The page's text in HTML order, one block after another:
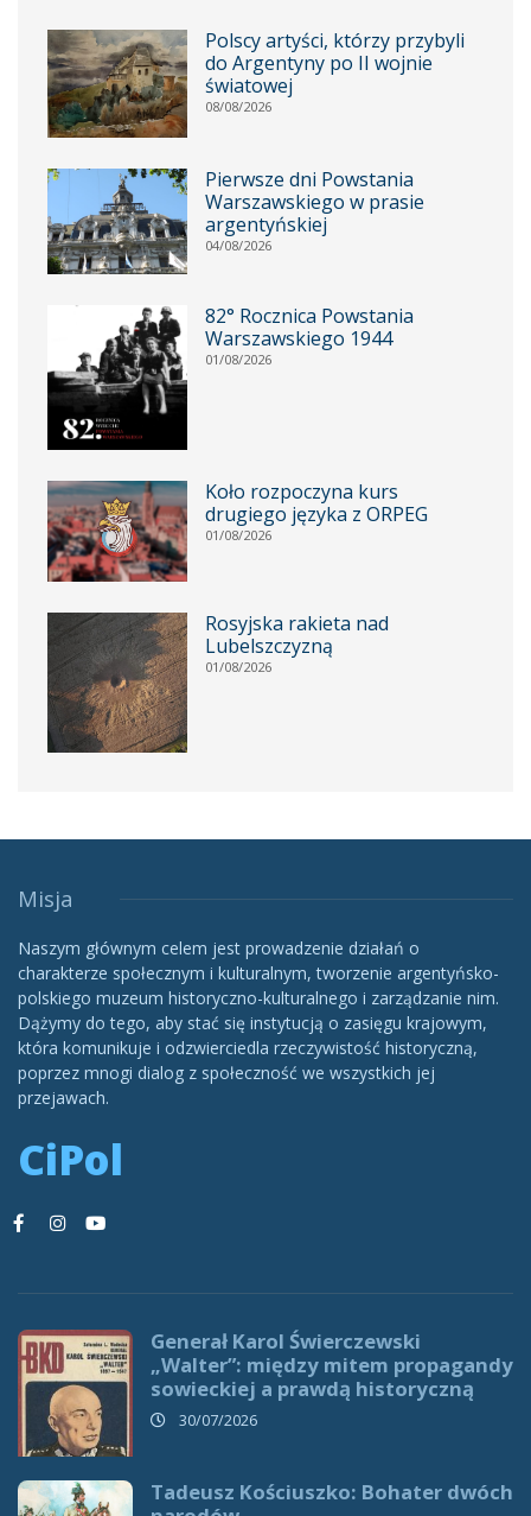
Polscy artyści, którzy przybyli
do Argentyny po II wojnie
światowej
08/08/2026
Pierwsze dni Powstania
Warszawskiego w prasie
argentyńskiej
04/08/2026
82° Rocznica Powstania
Warszawskiego 1944
01/08/2026
Koło rozpoczyna kurs
drugiego języka z ORPEG
01/08/2026
Rosyjska rakieta nad
Lubelszczyzną
01/08/2026
Misja
Naszym głównym celem jest prowadzenie działań o
charakterze społecznym i kulturalnym, tworzenie argentyńsko-
polskiego muzeum historyczno-kulturalnego i zarządzanie nim.
Dążymy do tego, aby stać się instytucją o zasięgu krajowym,
która komunikuje i odzwierciedla rzeczywistość historyczną,
poprzez mnogi dialog z społeczność we wszystkich jej
przejawach.
CiPol
Generał Karol Świerczewski
„Walter”: między mitem propagandy
sowieckiej a prawdą historyczną
30/07/2026
Tadeusz Kościuszko: Bohater dwóch